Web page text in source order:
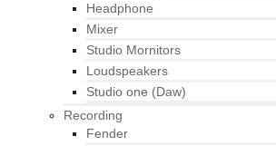
Headphone
Mixer
Studio Mornitors
Loudspeakers
Studio one (Daw)
Recording
Fender